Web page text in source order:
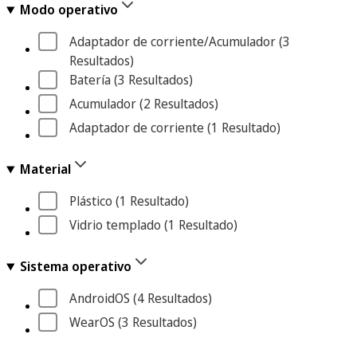
Modo operativo
Adaptador de corriente/Acumulador (3
Resultados)
Batería (3 Resultados)
Acumulador (2 Resultados)
Adaptador de corriente (1 Resultado)
Material
Plástico (1 Resultado)
Vidrio templado (1 Resultado)
Sistema operativo
AndroidOS (4 Resultados)
WearOS (3 Resultados)